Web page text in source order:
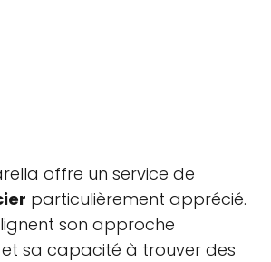
offre un service de
particulièrement apprécié.
son approche
sa capacité à trouver des